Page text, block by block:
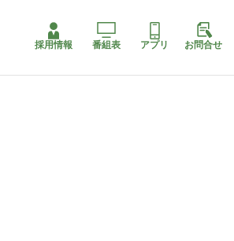
採用情報 番組表 アプリ お問合せ